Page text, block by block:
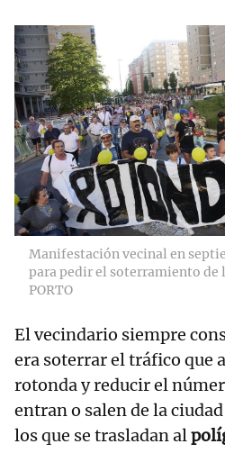
Manifestación vecinal en
para pedir el soterramiento de
PORTO
El vecindario siempre
era soterrar el tráfico que
rotonda y reducir el
entran o salen de la
los que se trasladan al